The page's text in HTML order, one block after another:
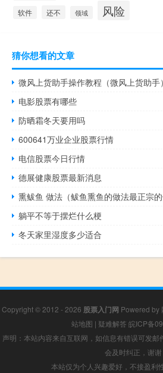
软件 还不 领域 风险
猜你想看的文章
微风上货助手操作教程（微风上货助手）
电影股票有哪些
防晒霜冬天要用吗
600641万业企业股票行情
电信股票今日行情
德展健康股票最新消息
熏鲅鱼 做法（鲅鱼熏鱼的做法最正宗的
躺平不等于摆烂什么梗
冬天家里湿度多少适合
Copyright © 2012 - 2026 股票入门网 Powered by
站地图 | 疑难解答 皖ICP备
声明：本站内容来自互联网，如信息有错误可发
会及时纠正，谢谢
本站仅为个人兴趣爱好，不接盈利